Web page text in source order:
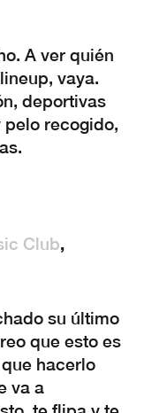
A ver quién
vaya.
deportivas
recogido,
Club,
su último
que esto es
hacerlo
va a